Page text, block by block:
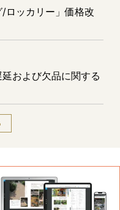
/ロッカリー」価格改
および欠品に関する